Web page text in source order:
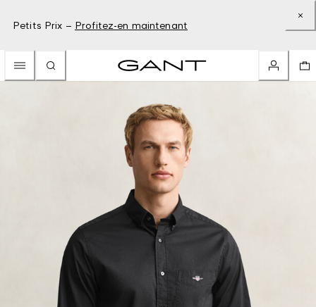
Petits Prix – Profitez-en maintenant